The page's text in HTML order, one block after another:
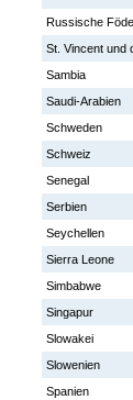
Russische
St. Vincent und
Sambia
Saudi-Arabien
Schweden
Schweiz
Senegal
Serbien
Seychellen
Sierra Leone
Simbabwe
Singapur
Slowakei
Slowenien
Spanien